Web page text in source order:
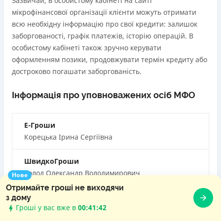
Нове
Отримайте гроші не виходячи
з дому
Гроші у вас вже в 00:41:44
мікрофінансової організації клієнти можуть отримати
всю необхідну інформацію про свої кредити: залишок
заборгованості, графік платежів, історію операцій. В
особистому кабінеті також зручно керувати
оформленням позики, продовжувати термін кредиту або
достроково погашати заборгованість.
Інформація про уповноважених осіб МФО
Е-Гроши
Корецька Ірина Сергіївна
ШвидкоГроши
Холод Олександр Володимирович
Credit7
Пшеничний Андрій Іванович